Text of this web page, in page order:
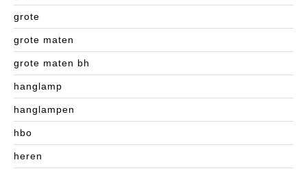
grote
grote maten
grote maten bh
hanglamp
hanglampen
hbo
heren